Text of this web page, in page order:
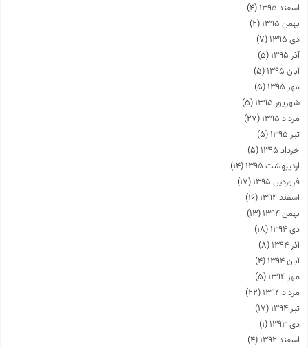
اسفند ۱۳۹۵
(۴)
بهمن ۱۳۹۵
(۲)
دی ۱۳۹۵
(۷)
آذر ۱۳۹۵
(۵)
آبان ۱۳۹۵
(۵)
مهر ۱۳۹۵
(۵)
شهریور ۱۳۹۵
(۵)
مرداد ۱۳۹۵
(۲۷)
تیر ۱۳۹۵
(۵)
خرداد ۱۳۹۵
(۵)
اردیبهشت ۱۳۹۵
(۱۴)
فروردین ۱۳۹۵
(۱۷)
اسفند ۱۳۹۴
(۱۶)
بهمن ۱۳۹۴
(۱۳)
دی ۱۳۹۴
(۱۸)
آذر ۱۳۹۴
(۸)
آبان ۱۳۹۴
(۴)
مهر ۱۳۹۴
(۵)
مرداد ۱۳۹۴
(۲۲)
تیر ۱۳۹۴
(۱۷)
دی ۱۳۹۳
(۱)
اسفند ۱۳۹۲
(۴)